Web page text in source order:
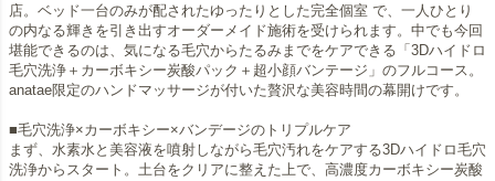
店。ベッド一台のみが配されたゆったりとした完全個室 で、一人ひとり
の内なる輝きを引き出すオーダーメイド施術を受けられます。中でも今回
堪能できるのは、気になる毛穴からたるみまでをケアできる「3Dハイドロ
毛穴洗浄＋カーボキシー炭酸パック＋超小顔バンテージ」のフルコース。
anatae限定のハンドマッサージが付いた贅沢な美容時間の幕開けです。
■毛穴洗浄×カーボキシー×バンデージのトリプルケア
まず、水素水と美容液を噴射しながら毛穴汚れをケアする3Dハイドロ毛穴
洗浄からスタート。土台をクリアに整えた上で、高濃度カーボキシー炭酸